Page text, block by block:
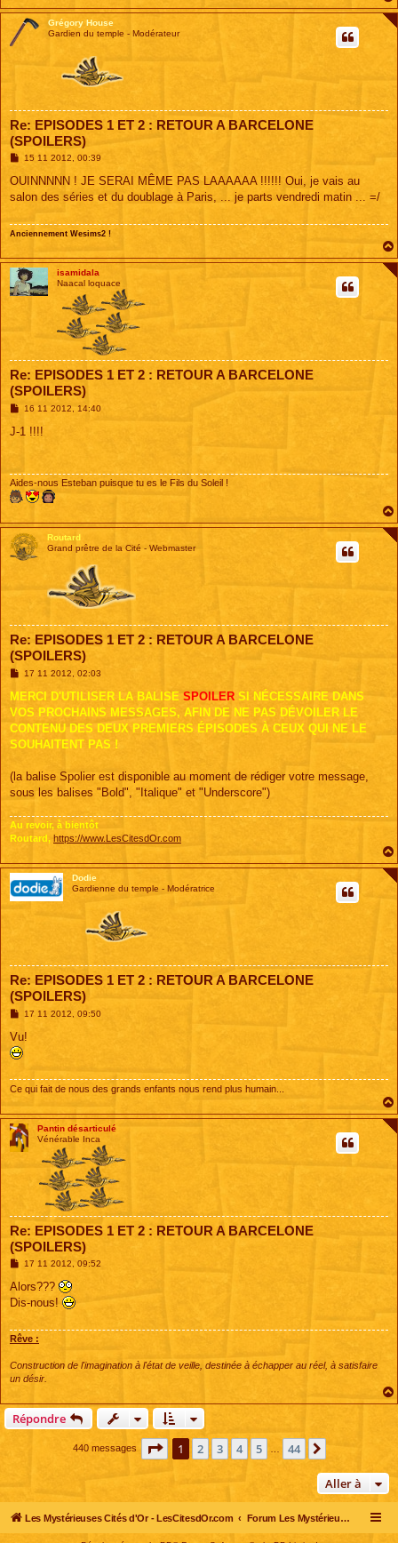
Grégory House
Gardien du temple - Modérateur
Re: EPISODES 1 ET 2 : RETOUR A BARCELONE
(SPOILERS)
M
s
a
15 11 2012, 00:39
OUINNNNN ! JE SERAI MÊME PAS LAAAAAA !!!!!! Oui, je vais au
salon des séries et du doublage à Paris, ... je parts vendredi matin ... =/
Anciennement Wesims2 !
isamidala
Naacal loquace
Re: EPISODES 1 ET 2 : RETOUR A BARCELONE
(SPOILERS)
M
s
16 11 2012, 14:40
J-1 !!!!
Aides-nous Esteban puisque tu es le Fils du Soleil !
Routard
Grand prêtre de la Cité - Webmaster
Re: EPISODES 1 ET 2 : RETOUR A BARCELONE
(SPOILERS)
M
s
a
g
17 11 2012, 02:03
MERCI D'UTILISER LA BALISE SPOILER SI NÉCESSAIRE DANS
VOS PROCHAINS MESSAGES, AFIN DE NE PAS DÉVOILER LE
CONTENU DES DEUX PREMIERS ÉPISODES À CEUX QUI NE LE
SOUHAITENT PAS !
(la balise Spolier est disponible au moment de rédiger votre message,
sous les balises "Bold", "Italique" et "Underscore")
Au revoir, à bientôt
Routard, https://www.LesCitesdOr.com
Dodie
Gardienne du temple - Modératrice
Re: EPISODES 1 ET 2 : RETOUR A BARCELONE
(SPOILERS)
M
s
a
17 11 2012, 09:50
Vu!
Ce qui fait de nous des grands enfants nous rend plus humain...
Pantin désarticulé
Vénérable Inca
Re: EPISODES 1 ET 2 : RETOUR A BARCELONE
(SPOILERS)
M
s
a
17 11 2012, 09:52
Alors???
Dis-nous!
Rêve :
Construction de l'imagination à l'état de veille, destinée à échapper au réel, à satisfaire
un désir.
Répondre
440 messages Page 1sur44
1 2 3 4 5 44
Aller à
Les Mystérieuses Cités d'Or - LesCitesdOr.com Forum Les Mystérieuses Cités d'Or